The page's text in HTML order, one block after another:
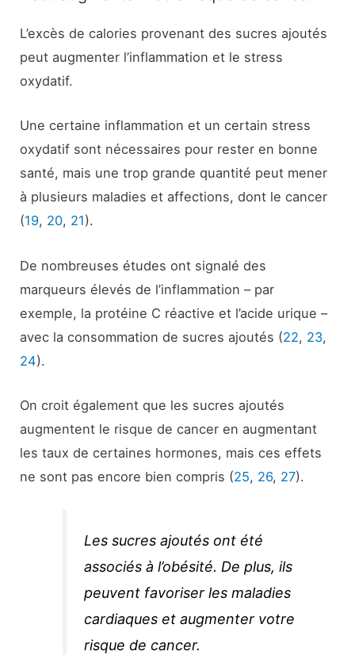
L’excès de calories provenant des sucres ajoutés
peut augmenter l’inflammation et le stress
oxydatif.
Une certaine inflammation et un certain stress
oxydatif sont nécessaires pour rester en bonne
santé, mais une trop grande quantité peut mener
à plusieurs maladies et affections, dont le cancer
(19, 20, 21).
De nombreuses études ont signalé des
marqueurs élevés de l’inflammation – par
exemple, la protéine C réactive et l’acide urique –
avec la consommation de sucres ajoutés (22, 23,
24).
On croit également que les sucres ajoutés
augmentent le risque de cancer en augmentant
les taux de certaines hormones, mais ces effets
ne sont pas encore bien compris (25, 26, 27).
Les sucres ajoutés ont été
associés à l’obésité. De plus, ils
peuvent favoriser les maladies
cardiaques et augmenter votre
risque de cancer.